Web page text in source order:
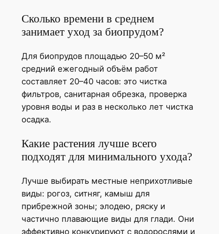
Сколько времени в среднем
занимает уход за биопрудом?
Для биопрудов площадью 20–50 м²
средний ежегодный объём работ
составляет 20–40 часов: это чистка
фильтров, санитарная обрезка, проверка
уровня воды и раз в несколько лет чистка
осадка.
Какие растения лучше всего
подходят для минимального ухода?
Лучше выбирать местные неприхотливые
виды: рогоз, ситняг, камыш для
прибрежной зоны; элодею, ряску и
частично плавающие виды для глади. Они
эффективно конкурируют с водорослями и